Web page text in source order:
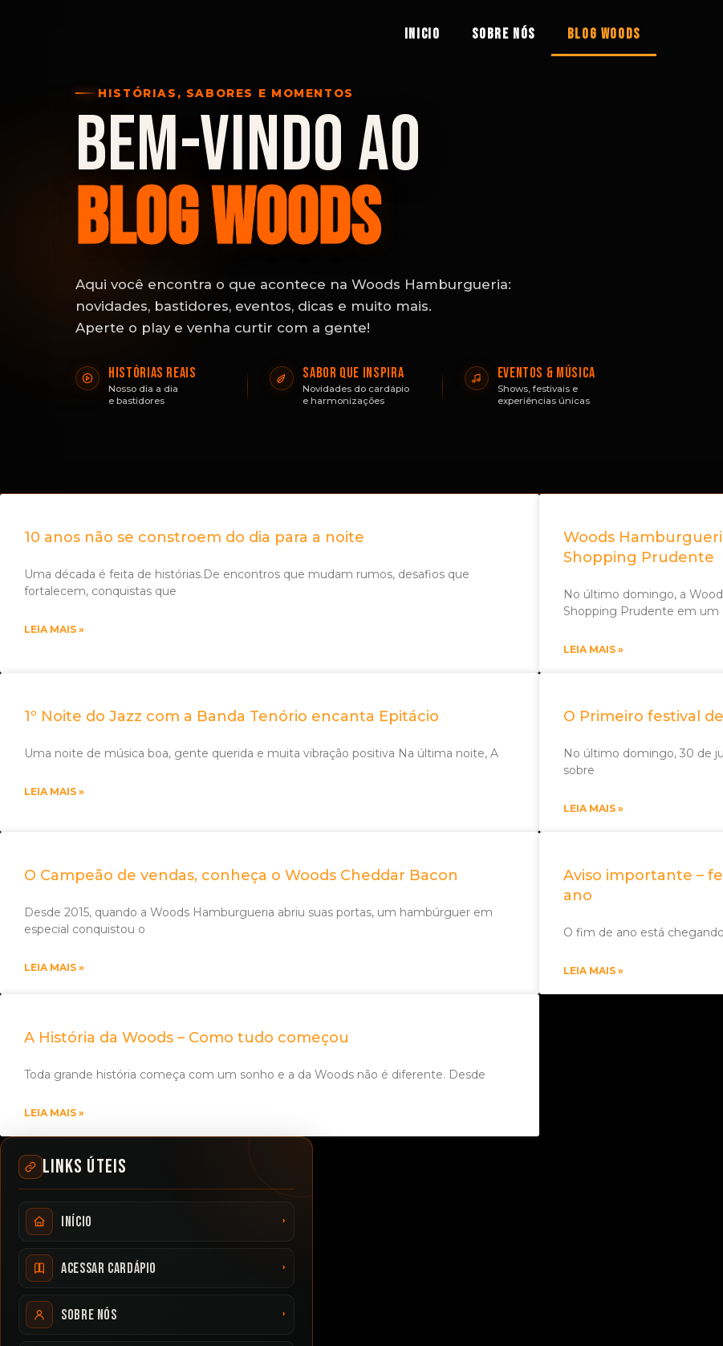
INICIO Sobre nós Blog Woods
HISTÓRIAS, SABORES E MOMENTOS
BEM-VINDO AO
BLOG WOODS
Aqui você encontra o que acontece na Woods Hamburgueria:
novidades, bastidores, eventos, dicas e muito mais.
Aperte o play e venha curtir com a gente!
HISTÓRIAS REAIS
Nosso dia a dia
e bastidores
SABOR QUE INSPIRA
Novidades do cardápio
e harmonizações
EVENTOS & MÚSICA
Shows, festivais e
experiências únicas
10 anos não se constroem do dia para a noite
Uma década é feita de histórias.De encontros que mudam rumos, desafios que
fortalecem, conquistas que
LEIA MAIS »
Woods
Shopping Prudente
No último domingo, a
Shopping Prudente em um
LEIA MAIS »
1º Noite do Jazz com a Banda Tenório encanta Epitácio
Uma noite de música boa, gente querida e muita vibração positiva Na última noite, A
LEIA MAIS »
O Primeiro festival
No último domingo, 30 de
sobre
LEIA MAIS »
O Campeão de vendas, conheça o Woods Cheddar Bacon
Desde 2015, quando a Woods Hamburgueria abriu suas portas, um hambúrguer em
especial conquistou o
LEIA MAIS »
Aviso importante –
ano
O fim de ano está
LEIA MAIS »
A História da Woods – Como tudo começou
Toda grande história começa com um sonho e a da Woods não é diferente. Desde
LEIA MAIS »
LINKS ÚTEIS
Início ›
Acessar cardápio ›
Sobre nós ›